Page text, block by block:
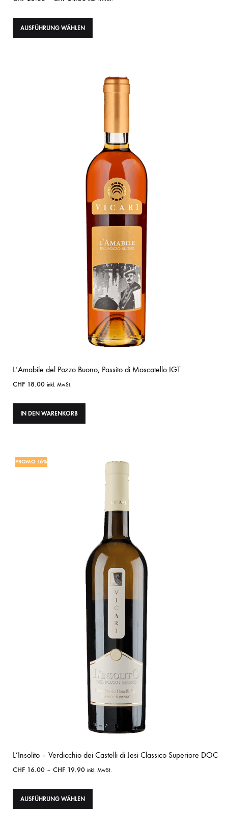
AUSFÜHRUNG WÄHLEN
L’Amabile del Pozzo Buono, Passito di Moscatello IGT
CHF 18.00 inkl. MwSt.
IN DEN WARENKORB
PROMO 16%
L’Insolito – Verdicchio dei Castelli di Jesi Classico Superiore DOC
CHF 16.00 – CHF 19.90 inkl. MwSt.
AUSFÜHRUNG WÄHLEN